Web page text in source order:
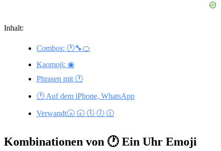
Inhalt:
Combos: 🕐🔧🍊
Kaomoji: ◉
Phrasen mit 🕐
🕐 Auf dem iPhone, WhatsApp
Verwandt🕟 🕣 🕔 🕕 🕧
Kombinationen von 🕐 Ein Uhr Emoji